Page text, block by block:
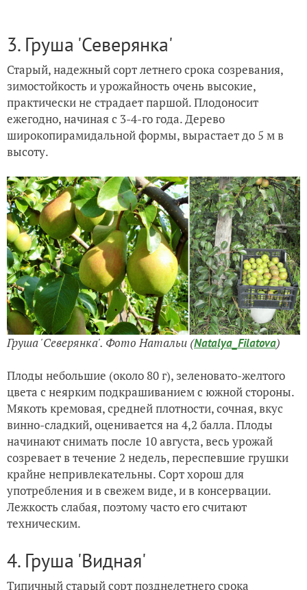
3. Груша 'Северянка'
Старый, надежный сорт летнего срока созревания,
зимостойкость и урожайность очень высокие,
практически не страдает паршой. Плодоносит
ежегодно, начиная с 3-4-го года. Дерево
широкопирамидальной формы, вырастает до 5 м в
высоту.
Груша 'Северянка'. Фото Натальи (Natalya_Filatova)
Плоды небольшие (около 80 г), зеленовато-желтого
цвета с неярким подкрашиванием с южной стороны.
Мякоть кремовая, средней плотности, сочная, вкус
винно-сладкий, оценивается на 4,2 балла. Плоды
начинают снимать после 10 августа, весь урожай
созревает в течение 2 недель, переспевшие грушки
крайне непривлекательны. Сорт хорош для
употребления и в свежем виде, и в консервации.
Лежкость слабая, поэтому часто его считают
техническим.
4. Груша 'Видная'
Типичный старый сорт позднелетнего срока